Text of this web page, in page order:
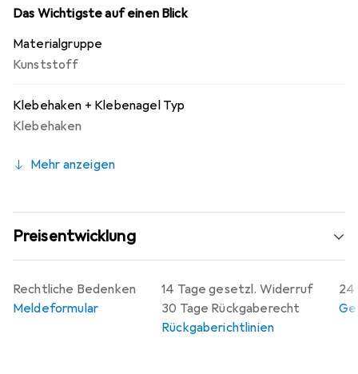
Lichterketten und sonstigen mittelschweren
geschwungene Form ist er auch für den Einsatz an der
Decke geeignet.
Das Wichtigste auf einen Blick
Materialgruppe
Kunststoff
Klebehaken + Klebenagel Typ
Klebehaken
Mehr anzeigen
Preisentwicklung
14 Tage gesetzl. Widerruf
30 Tage Rückgaberecht
Rückgaberichtlinien
24
Rechtliche Bedenken
Meldeformular